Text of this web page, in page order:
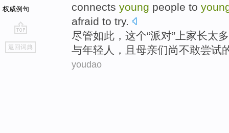
权威例句
go
top
返回词典
connects young people to
afraid to try.
尽管如此 ， 这个“派对”上家长太多
与年轻人，且 母亲们尚不敢尝试
youdao